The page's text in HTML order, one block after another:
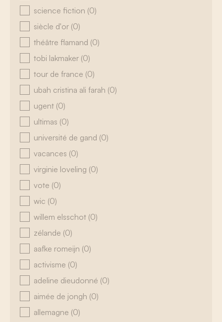
science fiction (0)
siècle d'or (0)
théâtre flamand (0)
tobi lakmaker (0)
tour de france (0)
ubah cristina ali farah (0)
ugent (0)
ultimas (0)
université de gand (0)
vacances (0)
virginie loveling (0)
vote (0)
wic (0)
willem elsschot (0)
zélande (0)
aafke romeijn (0)
activisme (0)
adeline dieudonné (0)
aimée de jongh (0)
allemagne (0)